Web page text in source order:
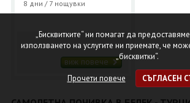
8 дни / 7 нощувки
виж повече
„Бисквитките“ ни помагат да предоставяме
използването на услугите ни приемате, че
„бисквитки“.
Прочети повече СЪГЛАСЕН